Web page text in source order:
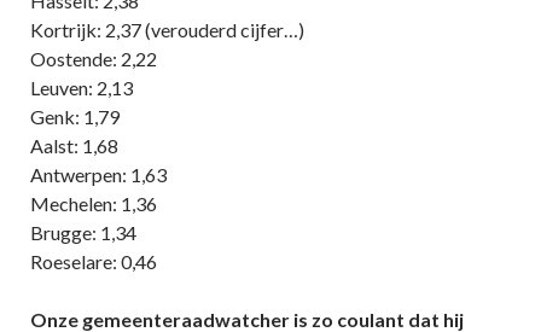
Kortrijk: 2,37 (verouderd cijfer…)
Oostende: 2,22
Leuven: 2,13
Genk: 1,79
Aalst: 1,68
Antwerpen: 1,63
Mechelen: 1,36
Brugge: 1,34
Roeselare: 0,46
Onze gemeenteraadwatcher is zo coulant dat hij